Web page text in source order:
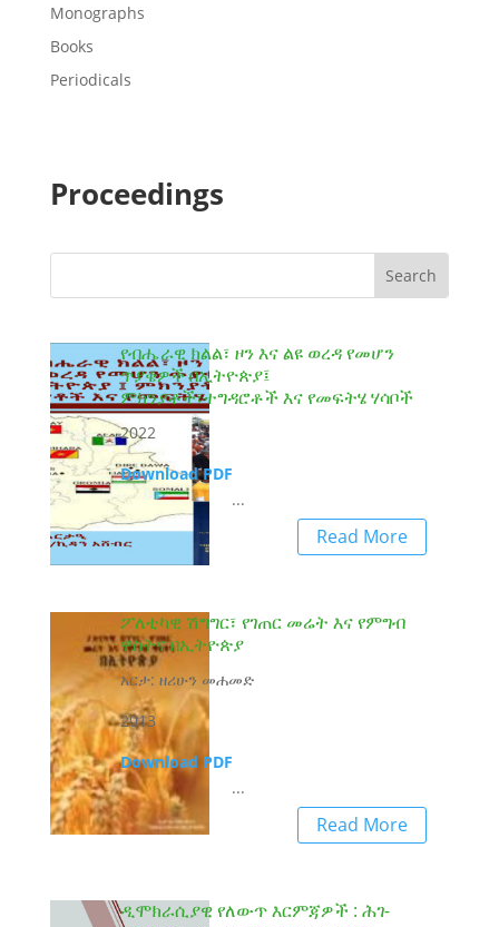
Monographs
Books
Periodicals
Proceedings
የብሔራዊ ክልል፣ ዞን እና ልዩ ወረዳ የመሆን
ጥያቄዎች በኢትዮጵያ፤
ምክንያቶች፣ተግዳሮቶች እና የመፍትሄ ሃሳቦች
2022
Download PDF
...
Read More
ፖለቲካዊ ሽግግር፣ የገጠር መሬት እና የምግብ
ዋስትና በኢትዮጵያ
አርታ: ዘሪሁን መሐመድ
2013
Download PDF
...
Read More
ዲሞክራሲያዊ የለውጥ እርምጃዎች : ሕገ-